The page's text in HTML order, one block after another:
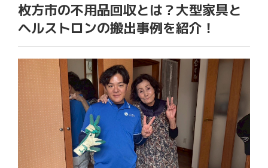
枚方市の不用品回収とは？大型家具と
ヘルストロンの搬出事例を紹介！